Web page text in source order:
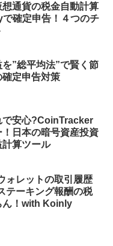
通貨の税金自動計算
確定申告！４つのチ
”総平均法”で賢く節
定申告対策
で安心?CoinTracker
日本の暗号資産投資
算ツール
ォレットの取引履歴
テーキング報酬の税
ん！with Koinly